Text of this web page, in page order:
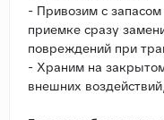
- Привозим с
приемке сразу
повреждений при
- Храним на
внешних